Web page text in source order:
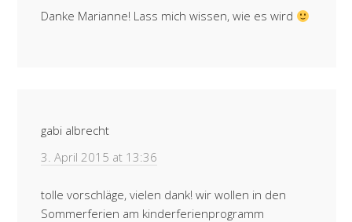
Danke Marianne! Lass mich wissen, wie es wird
gabi albrecht
3. April 2015 at 13:36
tolle vorschläge, vielen dank! wir wollen in den
Sommerferien am kinderferienprogramm